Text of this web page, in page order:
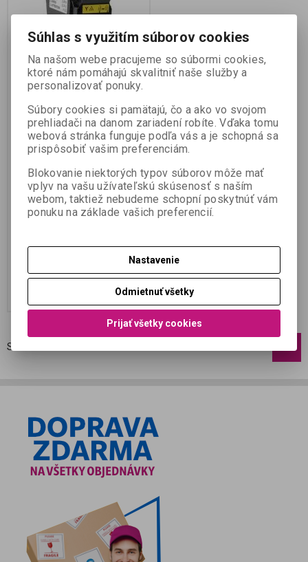
Toner žltý TNP-49Y pre
Konica Minolta bizhub
C3351, C3851 a C3851FS
(12000 strán)
Katalógové číslo:A95W250
Skladom:0 ks
Originálny žltý (yellow) Simitri-HD
toner TNP49Y pre bizhub C3351,
C3851 a C3851FS. Balenie
72,06 EUR (Vaša cena bez DPH:)
Pridať do košíka
Strana
Súhlas s využitím súborov cookies
Na našom webe pracujeme so súbormi cookies,
ktoré nám pomáhajú skvalitniť naše služby a
personalizovať ponuky.
Súbory cookies si pamätajú, čo a ako vo svojom
prehliadači na danom zariadení robíte. Vďaka tomu
webová stránka funguje podľa vás a je schopná sa
prispôsobiť vašim preferenciám.
Blokovanie niektorých typov súborov môže mať
vplyv na vašu užívateľskú skúsenosť s naším
webom, taktiež nebudeme schopní poskytnúť vám
ponuku na základe vašich preferencií.
Nastavenie
Odmietnuť všetky
Prijať všetky cookies